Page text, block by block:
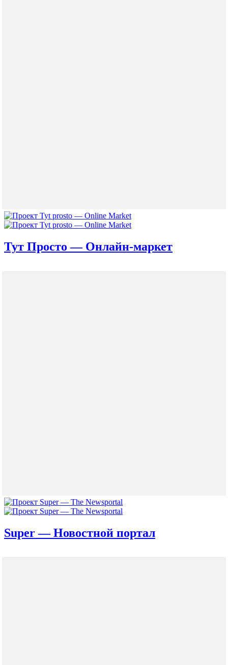
Тут Просто — Онлайн-маркет
Super — Новостной портал